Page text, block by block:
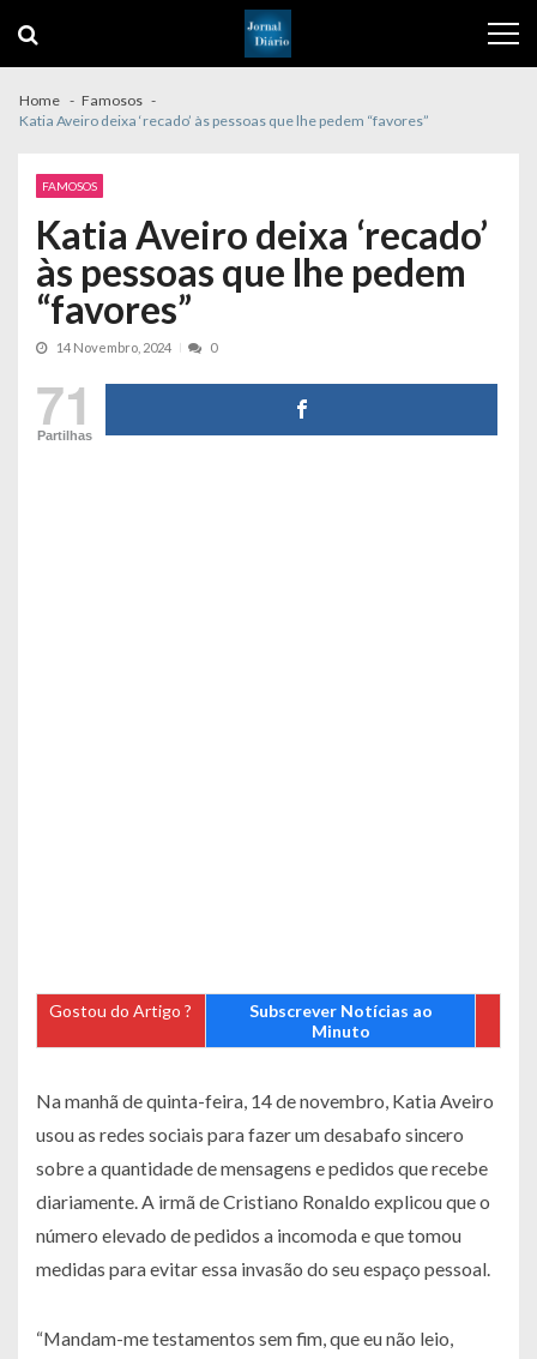
navigation
content
Home
Famosos
Katia Aveiro deixa ‘recado’ às pessoas que lhe pedem “favores”
FAMOSOS
Katia Aveiro deixa ‘recado’
às pessoas que lhe pedem
“favores”
14 Novembro, 2024 0
71
Partilhas
Gostou do Artigo ?
Subscrever Notícias ao
Minuto
Na manhã de quinta-feira, 14 de novembro, Katia Aveiro
usou as redes sociais para fazer um desabafo sincero
sobre a quantidade de mensagens e pedidos que recebe
diariamente. A irmã de Cristiano Ronaldo explicou que o
número elevado de pedidos a incomoda e que tomou
medidas para evitar essa invasão do seu espaço pessoal.
“Mandam-me testamentos sem fim, que eu não leio,